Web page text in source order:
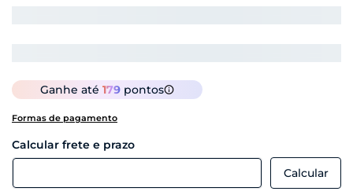
Ganhe até 179 pontos
Formas de pagamento